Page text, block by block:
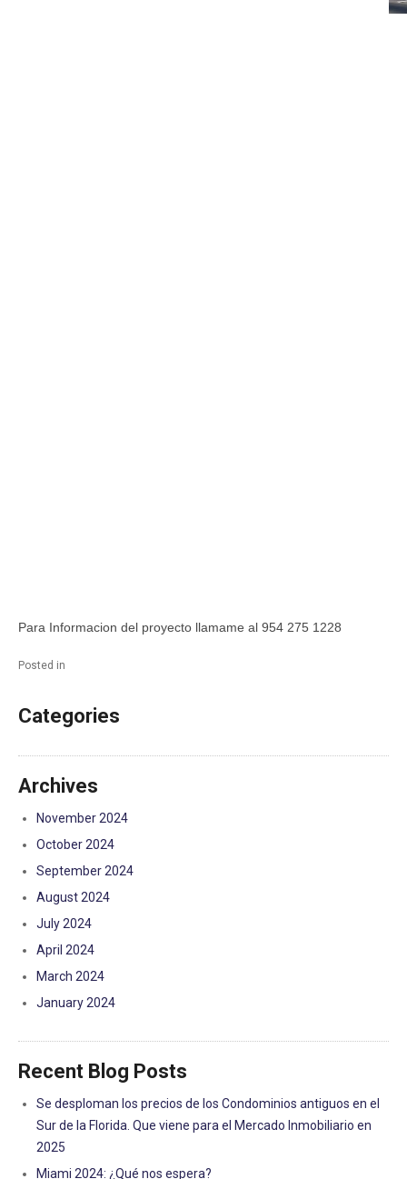
Para Informacion del proyecto llamame al 954 275 1228
Posted in
Categories
Archives
November 2024
October 2024
September 2024
August 2024
July 2024
April 2024
March 2024
January 2024
Recent Blog Posts
Se desploman los precios de los Condominios antiguos en el
Sur de la Florida. Que viene para el Mercado Inmobiliario en
2025
Miami 2024: ¿Qué nos espera?